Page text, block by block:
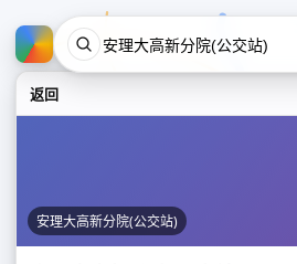
返回
安理大高新分院(公交站)